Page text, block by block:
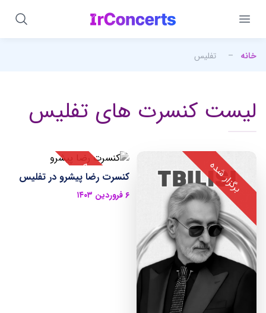
خانه – تفلیس
لیست کنسرت های تفلیس
کنسرت رضا پیشرو در تفلیس
۶ فروردین ۱۴۰۳